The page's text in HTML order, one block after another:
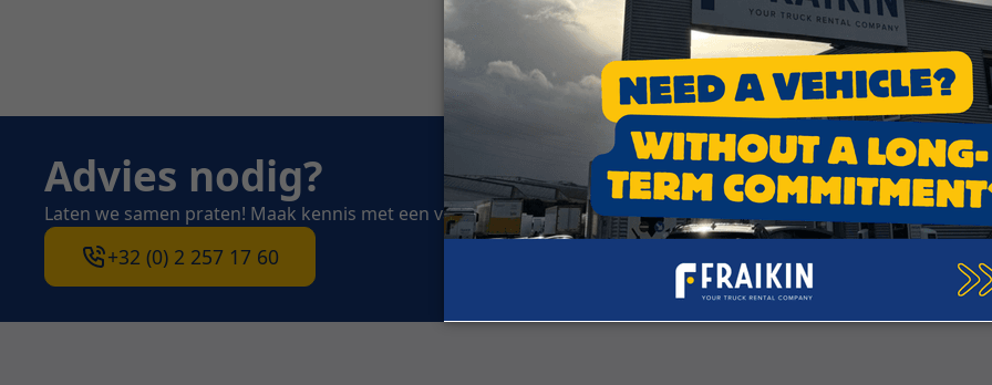
Advies nodig?
Laten we samen praten! Maak kennis met een van onze adviseurs en ontdek samen onze oplossingen om u te
+32 (0) 2 257 17 60